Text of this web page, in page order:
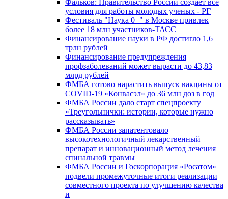
Фальков: Правительство России создает все
условия для работы молодых ученых - РГ
Фестиваль "Наука 0+" в Москве привлек
более 18 млн участников-ТАСС
Финансирование науки в РФ достигло 1,6
трлн рублей
Финансирование предупреждения
профзаболеваний может вырасти до 43,83
млрд рублей
ФМБА готово нарастить выпуск вакцины от
COVID-19 «Конвасэл» до 36 млн доз в год
ФМБА России дало старт спецпроекту
«Треугольнички: истории, которые нужно
рассказывать»
ФМБА России запатентовало
высокотехнологичный лекарственный
препарат и инновационный метод лечения
спинальной травмы
ФМБА России и Госкорпорация «Росатом»
подвели промежуточные итоги реализации
совместного проекта по улучшению качества
и